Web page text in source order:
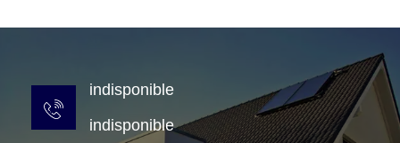
indisponible
indisponible